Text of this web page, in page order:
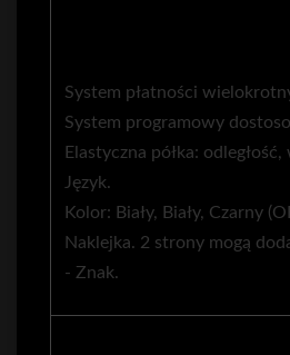
System płatności
System programowy
Elastyczna półka:
Język.
Kolor: Biały, Biały, Czarny
Naklejka. 2 strony mogą
- Znak.